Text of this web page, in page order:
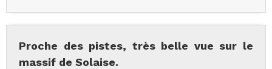
Proche des pistes, très belle vue sur le
massif de Solaise.